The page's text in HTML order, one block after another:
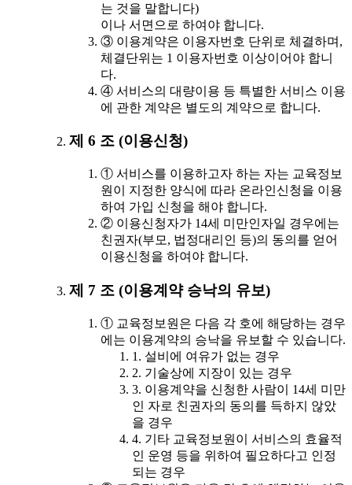
는 것을 말합니다)
이나 서면으로 하여야 합니다.
③ 이용계약은 이용자번호 단위로 체결하며,
체결단위는 1 이용자번호 이상이어야 합니
다.
④ 서비스의 대량이용 등 특별한 서비스 이용
에 관한 계약은 별도의 계약으로 합니다.
제 6 조 (이용신청)
① 서비스를 이용하고자 하는 자는 교육정보
원이 지정한 양식에 따라 온라인신청을 이용
하여 가입 신청을 해야 합니다.
② 이용신청자가 14세 미만인자일 경우에는
친권자(부모, 법정대리인 등)의 동의를 얻어
이용신청을 하여야 합니다.
제 7 조 (이용계약 승낙의 유보)
① 교육정보원은 다음 각 호에 해당하는 경우
에는 이용계약의 승낙을 유보할 수 있습니다.
1. 설비에 여유가 없는 경우
2. 기술상에 지장이 있는 경우
3. 이용계약을 신청한 사람이 14세 미만
인 자로 친권자의 동의를 득하지 않았
을 경우
4. 기타 교육정보원이 서비스의 효율적
인 운영 등을 위하여 필요하다고 인정
되는 경우